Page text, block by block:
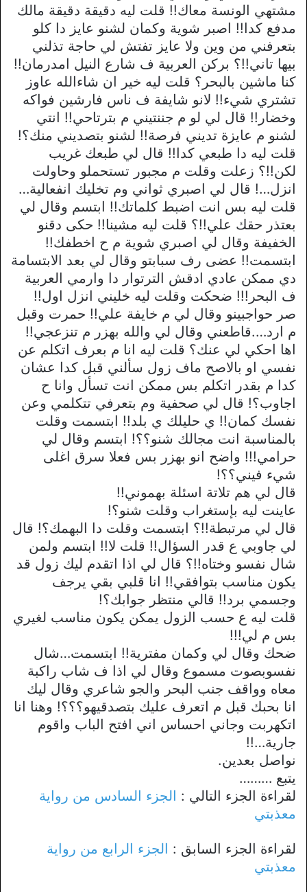
مشتهي الونسة معاك!! قلت ليه دقيقة دقيقة مالك
مدفع كدا!! اصبر شوية وكمان لشنو عايز دا كلو
بتعرفني من وين ولا عايز تفتش لي حاجة تذلني
بيها تاني!!؟ بركن العربية ف شارع النيل امدرمان!!
كنا ماشين بالبحر؟ قلت ليه خير ان شاءالله عاوز
تشتري شيء!! لانو شايفة ف ناس فارشين فواكه
وخضار!! قال لي لو م جننتيني م بترتاحي!! انتي
لشنو م عايزة تديني فرصة!! لشنو بتصديني منك؟!
قلت ليه دا طبعي كدا!! قال لي طبعك غريب
لكن!!؟ زعلت وقلت م مجبور تستحملو وحاولت
انزل…! قال لي اصبري ثواني وم تخليك انفعالية…
قلت ليه بس انت اضبط كلماتك!! ابتسم وقال لي
بعتذر حقك علي!!؟ قلت ليه مشينا!! حكى دقنو
الخفيفة وقال لي اصبري شوية م ح اخطفك!!
ابتسمت!! عضى رف سبابتو وقال لي بعد الابتسامة
دي ممكن عادي ادقش الترتوار دا وارمي العربية
ف البحر!!! ضحكت وقلت ليه خليني انزل اول!!
صر حواجبينو وقال لي م خايفة علي!! حمرت وقبل
م ارد….قاطعني وقال لي والله بهزر م تنزعجي!!
اها احكي لي عنك؟ قلت ليه انا م بعرف اتكلم عن
نفسي او بالاصح ماف زول سألني قبل كدا عشان
كدا م بقدر اتكلم بس ممكن انت تسأل وانا ح
اجاوب؟! قال لي صحفية وم بتعرفي تتكلمي وعن
نفسك كمان!! ي حليلك ي بلد!! ابتسمت وقلت
بالمناسبة انت مجالك شنو؟؟! ابتسم وقال لي
حرامي!!! واضح انو بهزر بس فعلا سرق اغلى
شيء فيني؟؟!
قال لي هم تلاتة اسئلة بهموني!!
عاينت ليه بإستغراب وقلت شنو؟!
قال لي مرتبطة!!؟ ابتسمت وقلت دا البهمك؟! قال
لي جاوبي ع قدر السؤال!! قلت لا!! ابتسم ولمن
شال نفسو وختاه!!؟ قال لي اذا اتقدم ليك زول قد
يكون مناسب بتوافقي!! انا قلبي بقي يرجف
وجسمي برد!! قالي منتظر جوابك؟!
قلت ليه ع حسب الزول يمكن يكون مناسب لغيري
بس م لي!!!
ضحك وقال لي وكمان مفترية!! ابتسمت…شال
نفسوبصوت مسموع وقال لي اذا ف شاب راكبة
معاه وواقف جنب البحر والجو شاعري وقال ليك
انا بحبك قبل م اتعرف عليك بتصدقيهو؟؟؟! وهنا انا
اتكهربت وجاني احساس اني افتح الباب واقوم
جارية…!!
نواصل بعدين.
يتبع ………
لقراءة الجزء التالي : الجزء السادس من رواية
معذبتي
لقراءة الجزء السابق : الجزء الرابع من رواية
معذبتي